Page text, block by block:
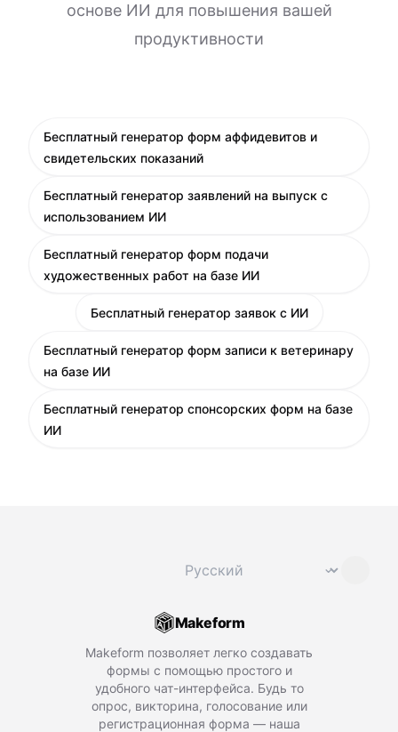
основе ИИ для повышения вашей
продуктивности
Бесплатный генератор форм аффидевитов и
свидетельских показаний
Бесплатный генератор заявлений на выпуск с
использованием ИИ
Бесплатный генератор форм подачи
художественных работ на базе ИИ
Бесплатный генератор заявок с ИИ
Бесплатный генератор форм записи к ветеринару
на базе ИИ
Бесплатный генератор спонсорских форм на базе
ИИ
⌄
Makeform
Makeform позволяет легко создавать
формы с помощью простого и
удобного чат-интерфейса. Будь то
опрос, викторина, голосование или
регистрационная форма — наша